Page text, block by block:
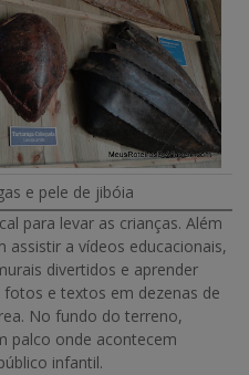
e pele de jibóia
para levar as crianças. Além
assistir a vídeos educacionais,
divertidos e aprender
e textos em dezenas de
No fundo do terreno,
palco onde acontecem
infantil.